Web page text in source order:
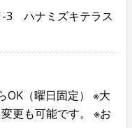
3 ハナミズキテラス
OK（曜日固定） ※大
更も可能です。 ※お